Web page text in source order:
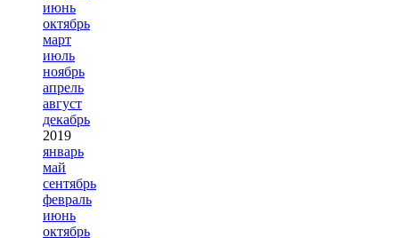
июнь
октябрь
март
июль
ноябрь
апрель
август
декабрь
2019
январь
май
сентябрь
февраль
июнь
октябрь